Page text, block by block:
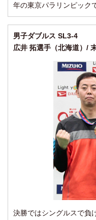
年の東京パラリンピック
男子ダブルス SL3-4
広井 拓選手（北海道）/
決勝ではシングルスで負